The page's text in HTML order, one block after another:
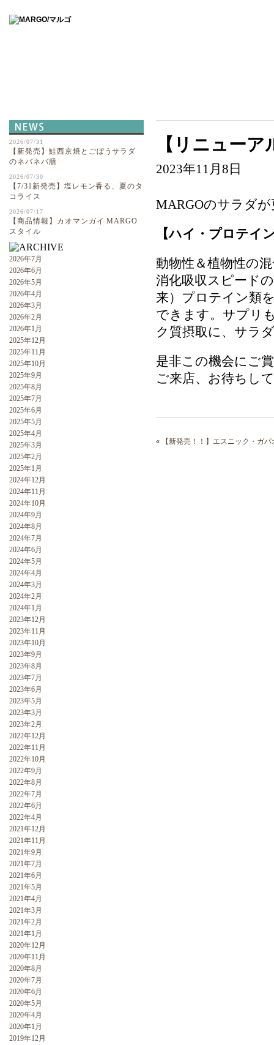
2026/07/31
【新発売】鮭西京焼とごぼうサラダ
のネバネバ膳
2026/07/30
【7/31新発売】塩レモン香る、夏のタ
コライス
2026/07/17
【商品情報】カオマンガイ MARGO
スタイル
2026年7月
2026年6月
2026年5月
2026年4月
2026年3月
2026年2月
2026年1月
2025年12月
2025年11月
2025年10月
2025年9月
2025年8月
2025年7月
2025年6月
2025年5月
2025年4月
2025年3月
2025年2月
2025年1月
2024年12月
2024年11月
2024年10月
2024年9月
2024年8月
2024年7月
2024年6月
2024年5月
2024年4月
2024年3月
2024年2月
2024年1月
2023年12月
2023年11月
2023年10月
2023年9月
2023年8月
2023年7月
2023年6月
2023年5月
2023年3月
2023年2月
2022年12月
2022年11月
2022年10月
2022年9月
2022年8月
2022年7月
2022年6月
2022年4月
2021年12月
2021年11月
2021年9月
2021年7月
2021年6月
2021年5月
2021年4月
2021年3月
2021年2月
2021年1月
2020年12月
2020年11月
2020年8月
2020年7月
2020年6月
2020年5月
2020年4月
2020年1月
2019年12月
【リニュー
2023年11月8日
MARGOのサラダ
【ハイ・プロテイ
動物性＆植物性の
消化吸収スピード
来）プロテイン類
できます。サプリ
ク質摂取に、サラ
是非この機会にご
ご来店、お待ちし
« 【新発売！！】エスニック・ガパ